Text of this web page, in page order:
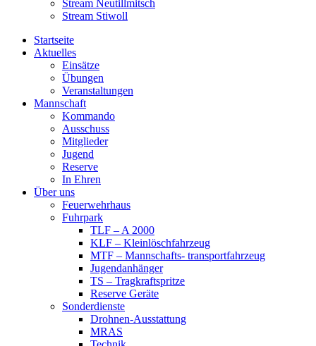
Stream Neutillmitsch
Stream Stiwoll
Startseite
Aktuelles
Einsätze
Übungen
Veranstaltungen
Mannschaft
Kommando
Ausschuss
Mitglieder
Jugend
Reserve
In Ehren
Über uns
Feuerwehrhaus
Fuhrpark
TLF – A 2000
KLF – Kleinlöschfahrzeug
MTF – Mannschafts- transportfahrzeug
Jugendanhänger
TS – Tragkraftspritze
Reserve Geräte
Sonderdienste
Drohnen-Ausstattung
MRAS